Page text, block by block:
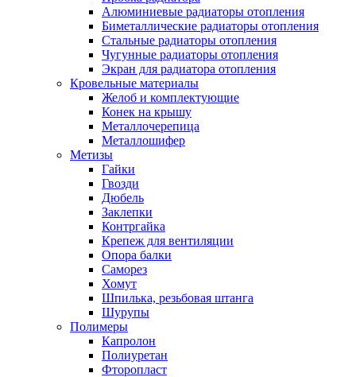
Алюминиевые радиаторы отопления
Биметаллические радиаторы отопления
Стальные радиаторы отопления
Чугунные радиаторы отопления
Экран для радиатора отопления
Кровельные материалы
Желоб и комплектующие
Конек на крышу
Металлочерепица
Металлошифер
Метизы
Гайки
Гвозди
Дюбель
Заклепки
Контргайка
Крепеж для вентиляции
Опора балки
Саморез
Хомут
Шпилька, резьбовая штанга
Шурупы
Полимеры
Капролон
Полиуретан
Фторопласт